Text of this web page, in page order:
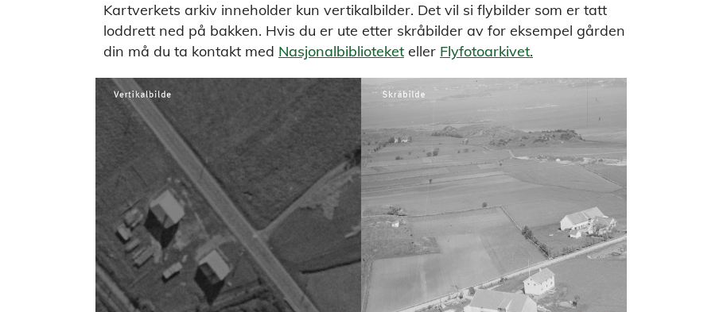
Kartverkets arkiv inneholder kun vertikalbilder. Det vil si flybilder som er tatt
loddrett ned på bakken. Hvis du er ute etter skråbilder av for eksempel gården
din må du ta kontakt med Nasjonalbiblioteket eller Flyfotoarkivet.